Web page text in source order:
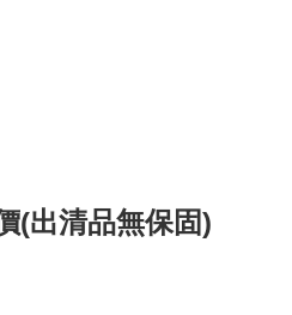
(出清品無保固)